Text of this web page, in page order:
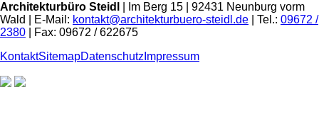
Architekturbüro Steidl
| Im Berg 15 | 92431 Neunburg vorm
Wald | E-Mail: kontakt@architekturbuero-steidl.de | Tel.: 09672 /
2380 | Fax: 09672 / 622675
KontaktSitemapDatenschutz Impressum